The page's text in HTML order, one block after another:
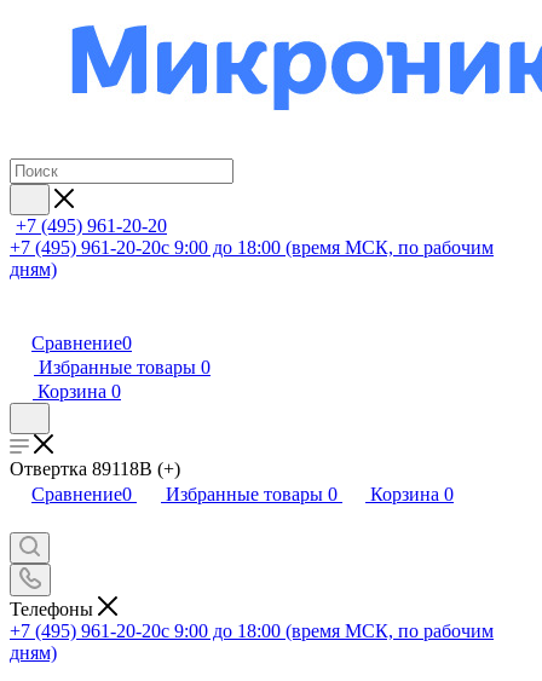
+7 (495) 961-20-20
+7 (495) 961-20-20с 9:00 до 18:00 (время МСК, по рабочим
дням)
Сравнение0
Избранные товары 0
Корзина 0
Отвертка 89118B (+)
Сравнение0 Избранные товары 0 Корзина 0
Телефоны
+7 (495) 961-20-20с 9:00 до 18:00 (время МСК, по рабочим
дням)